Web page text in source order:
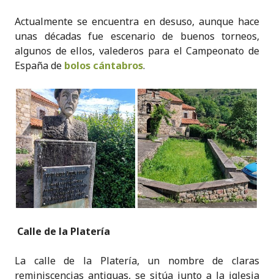
Actualmente se encuentra en desuso, aunque hace
unas décadas fue escenario de buenos torneos,
algunos de ellos, valederos para el Campeonato de
España de bolos cántabros.
Calle de la Platería
La calle de la Platería, un nombre de claras
reminiscencias antiguas, se sitúa junto a la iglesia